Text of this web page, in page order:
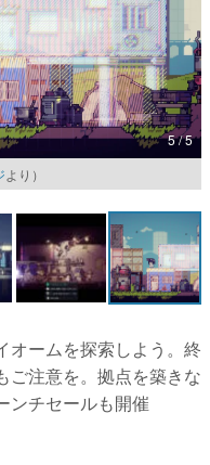
5 / 5
より）
オームを探索しよう。終
ご注意を。拠点を築きな
ンチセールも開催